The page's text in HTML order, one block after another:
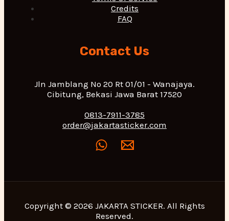
Credits
FAQ
Contact Us
Jln Jamblang No 20 Rt 01/01 - Wanajaya.
Cibitung, Bekasi Jawa Barat 17520
0813-7911-3785
order@jakartasticker.com
Copyright © 2026 JAKARTA STICKER. All Rights
Reserved.